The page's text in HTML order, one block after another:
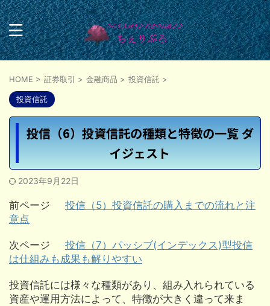
HOME > 証券取引 > 金融商品 > 投資信託 >
投資信託
投信（6）投資信託の種類と特徴の一覧 ダ
イジェスト
2023年9月22日
前ページ 投信（5）投資信託の購入までの流れと注
意点
次ページ 投信（7）パッシブ(インデックス)型投信
は仕組みも成果も解りやすい
投資信託には様々な種類があり、組み入れられている
資産や運用方法によって、特徴が大きく違って来ま